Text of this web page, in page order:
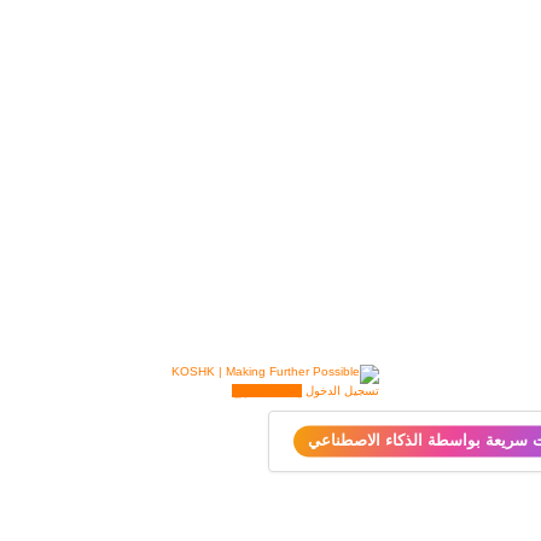
تسجيل الدخول
سريعة بواسطة الذكاء الاصطناعي